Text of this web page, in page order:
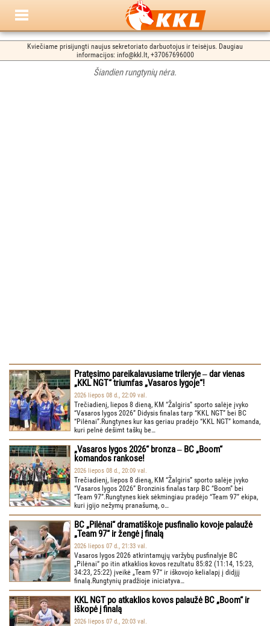
Kviečiame prisijungti naujus sekretoriato darbuotojus ir teisėjus. Daugiau
informacijos: info@kkl.lt, +37067696000
Šiandien rungtynių nėra.
Pratęsimo pareikalavusiame trileryje ‒ dar vienas
„KKL NGT“ triumfas „Vasaros lygoje“!
2026 liepos 08 d., 22:09 val.
Trečiadienį, liepos 8 dieną, KM “Žalgiris” sporto salėje įvyko
“Vasaros lygos 2026” Didysis finalas tarp “KKL NGT” bei BC
“Pilėnai”.Rungtynes kur kas geriau pradėjo “KKL NGT” komanda,
kuri pelnė dešimt taškų be…
„Vasaros lygos 2026“ bronza ‒ BC „Boom“
komandos rankose!
2026 liepos 08 d., 20:09 val.
Trečiadienį, liepos 8 dieną, KM “Žalgiris” sporto salėje įvyko
“Vasaros lygos 2026” Bronzinis finalas tarp BC “Boom” bei
“Team 97”.Rungtynes kiek sėkmingiau pradėjo “Team 97” ekipa,
kuri įgijo nežymų pranašumą, o…
BC „Pilėnai“ dramatiškoje pusfinalio kovoje palaužė
„Team 97“ ir žengė į finalą
2026 liepos 07 d., 21:33 val.
Vasaros lygos 2026 atkrintamųjų varžybų pusfinalyje BC
„Pilėnai“ po itin atkaklios kovos rezultatu 85:82 (11:14, 15:23,
34:23, 25:22) įveikė „Team 97“ ir iškovojo kelialapį į didįjį
finalą.Rungtynių pradžioje iniciatyva…
KKL NGT po atkaklios kovos palaužė BC „Boom“ ir
iškopė į finalą
2026 liepos 07 d., 20:03 val.